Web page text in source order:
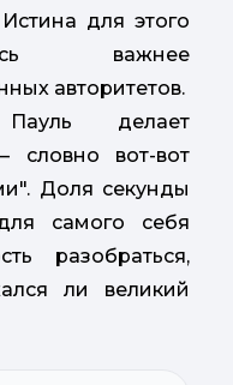
для этого
важнее
авторитетов.
делает
словно вот-вот
Доля секунды
самого себя
разобраться,
ли великий